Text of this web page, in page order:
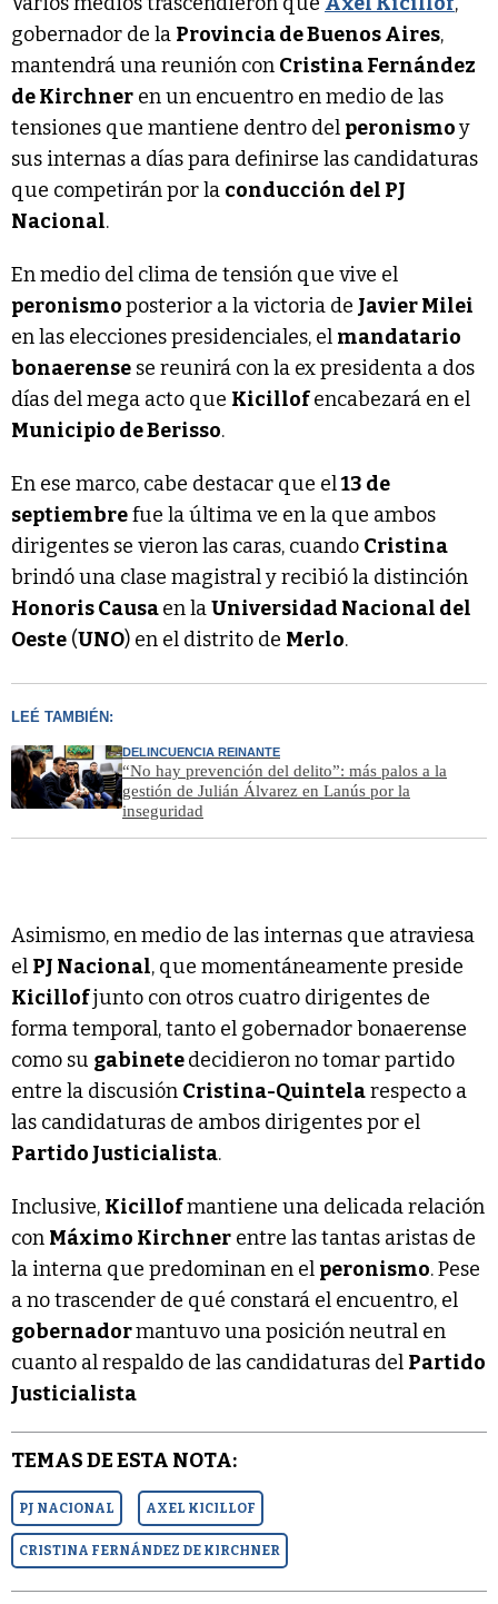
gobernador de la Provincia de Buenos Aires,
mantendrá una reunión con Cristina Fernández
de Kirchner en un encuentro en medio de las
tensiones que mantiene dentro del peronismoy
sus internas a días para definirse las candidaturas
que competirán por la conducción del PJ
Nacional.
En medio del clima de tensión que vive el
peronismoposterior a la victoria de Javier Milei
en las elecciones presidenciales, el mandatario
bonaerense se reunirá con la ex presidenta a dos
días del mega acto que Kicillofencabezará en el
Municipio de Berisso.
En ese marco, cabe destacar que el13 de
septiembrefue la última ve en la que ambos
dirigentes se vieron las caras, cuando Cristina
brindó una clase magistral y recibió la distinción
Honoris Causaen laUniversidad Nacional del
Oeste (UNO) en el distrito de Merlo.
LEÉ TAMBIÉN:
DELINCUENCIA REINANTE
“No hay prevención del delito”: más palos a la
gestión de Julián Álvarez en Lanús por la
inseguridad
Asimismo, en medio de las internas que atraviesa
el PJ Nacional, que momentáneamente preside
Kicillofjunto con otros cuatro dirigentes de
forma temporal, tanto el gobernador bonaerense
como su gabinetedecidieron no tomar partido
entre la discusión Cristina-Quintelarespecto a
las candidaturas de ambos dirigentes por el
Partido Justicialista.
Inclusive, Kicillofmantiene una delicada relación
con Máximo Kirchner entre las tantas aristas de
la interna que predominan en el peronismo. Pese
a no trascender de qué constará el encuentro, el
gobernadormantuvo una posición neutral en
cuanto al respaldo de las candidaturas del Partido
Justicialista
TEMAS DE ESTA NOTA:
PJ NACIONAL AXEL KICILLOF
CRISTINA FERNÁNDEZ DE KIRCHNER